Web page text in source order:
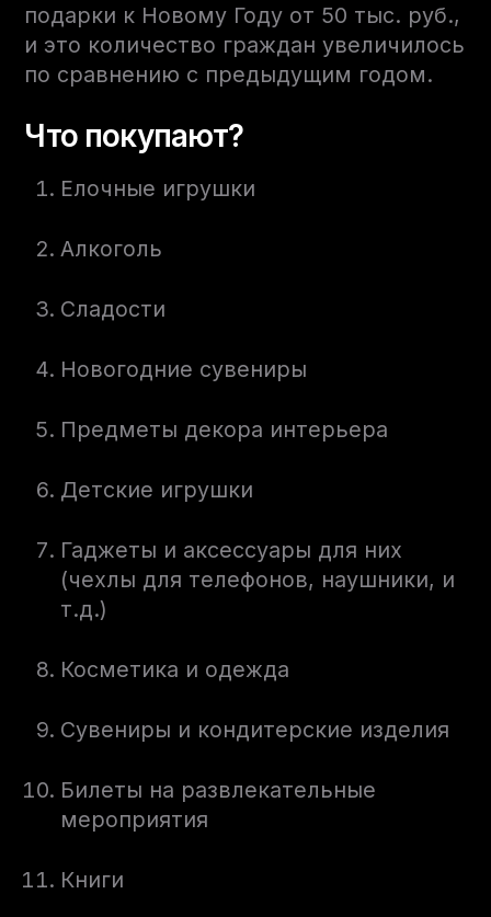
подарки к Новому Году от 50 тыс. руб.,
и это количество граждан увеличилось
по сравнению с предыдущим годом.
Что покупают?
Елочные игрушки
Алкоголь
Сладости
Новогодние сувениры
Предметы декора интерьера
Детские игрушки
Гаджеты и аксессуары для них
(чехлы для телефонов, наушники, и
т.д.)
Косметика и одежда
Сувениры и кондитерские изделия
Билеты на развлекательные
мероприятия
Книги